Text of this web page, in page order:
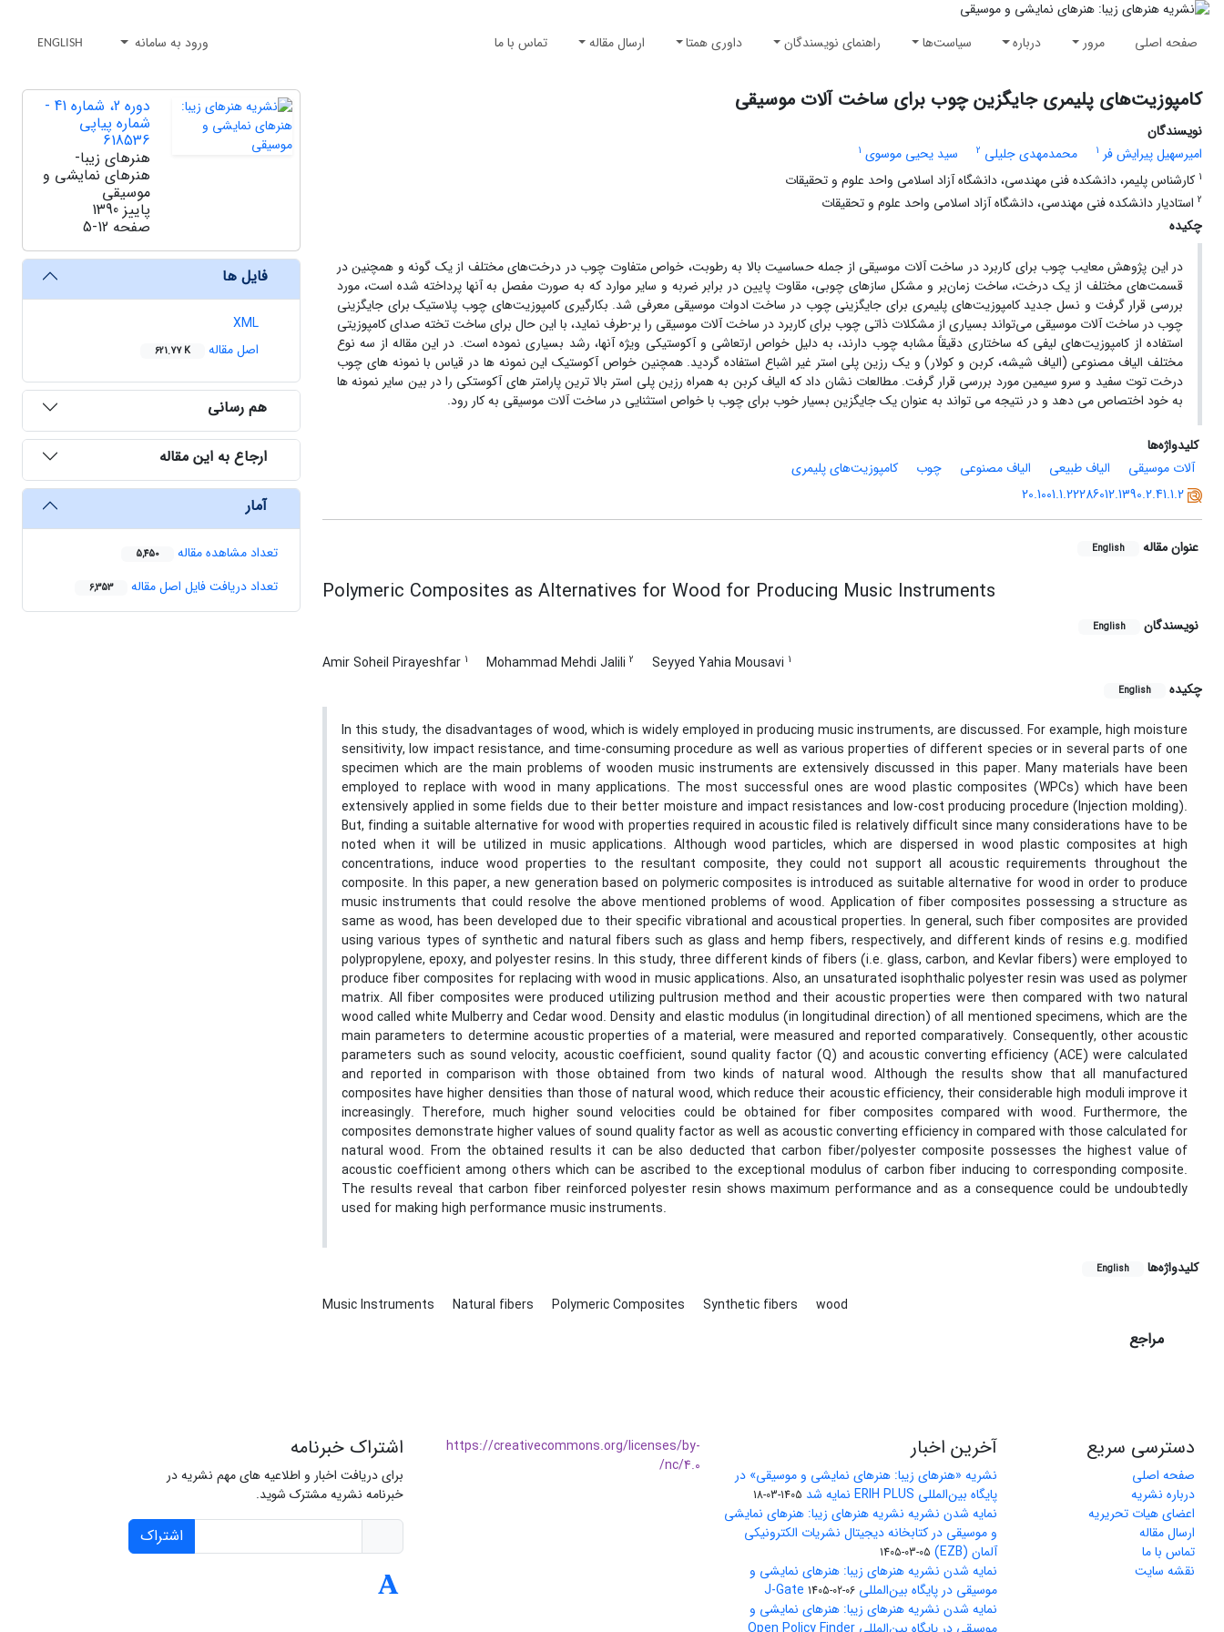
صفحه اصلی مرور درباره سیاست‌ها راهنمای نویسندگان داوری همتا ارسال مقاله تماس با ما ورود به سامانه ENGLISH
کامپوزیت‌های پلیمری جایگزین چوب برای ساخت آلات موسیقی
نویسندگان
امیرسهیل پیرایش فر 1 محمدمهدی جلیلی 2 سید یحیی موسوی 1
1 کارشناس پلیمر، دانشکده فنی مهندسی، دانشگاه آزاد اسلامی واحد علوم و تحقیقات
2 استادیار دانشکده فنی مهندسی، دانشگاه آزاد اسلامی واحد علوم و تحقیقات
چکیده
در این پژوهش معایب چوب برای کاربرد در ساخت آلات موسیقی از جمله حساسیت بالا به رطوبت، خواص متفاوت چوب در درخت‌های مختلف از یک گونه و همچنین در
قسمت‌های مختلف از یک درخت، ساخت زمان‌بر و مشکل سازهای چوبی، مقاوت پایین در برابر ضربه و سایر موارد که به صورت مفصل به آنها پرداخته شده است، مورد
بررسی قرار گرفت و نسل جدید کامپوزیت‌های پلیمری برای جایگزینی چوب در ساخت ادوات موسیقی معرفی شد. بکارگیری کامپوزیت‌های چوب پلاستیک برای جایگزینی
چوب در ساخت آلات موسیقی می‌تواند بسیاری از مشکلات ذاتی چوب برای کاربرد در ساخت آلات موسیقی را بر-طرف نماید، با ‌این حال برای ساخت تخته صدای کامپوزیتی
استفاده از کامپوزیت‌های لیفی که ساختاری دقیقاً مشابه چوب دارند، به دلیل خواص ارتعاشی و آکوستیکی ویژه آنها، رشد بسیاری نموده است. در این مقاله از سه نوع
مختلف الیاف مصنوعی (الیاف شیشه، کربن و کولار) و یک رزین پلی استر غیر اشباع استفاده گردید. همچنین خواص آکوستیک این نمونه ها در قیاس با نمونه های چوب
درخت توت سفید و سرو سیمین مورد بررسی قرار گرفت. مطالعات نشان داد که الیاف کربن به‌ همراه رزین پلی استر بالا ترین پارامتر های آکوستکی را در بین سایر نمونه ها
به خود اختصاص می دهد و در نتیجه می تواند به عنوان یک جایگزین بسیار خوب برای چوب با خواص استثنایی در ساخت آلات موسیقی به کار رود.
کلیدواژه‌ها
آلات موسیقی
الیاف طبیعی الیاف مصنوعی چوب
کامپوزیت‌های پلیمری
20.1001.1.22286012.1390.2.41.1.2
عنوان مقاله English
Polymeric Composites as Alternatives for Wood for Producing Music Instruments
نویسندگان English
Amir Soheil Pirayeshfar 1 Mohammad Mehdi Jalili 2 Seyyed Yahia Mousavi 1
چکیده English
In this study, the disadvantages of wood, which is widely employed in producing music instruments, are discussed. For example, high moisture
sensitivity, low impact resistance, and time-consuming procedure as well as various properties of different species or in several parts of one
specimen which are the main problems of wooden music instruments are extensively discussed in this paper. Many materials have been
employed to replace with wood in many applications. The most successful ones are wood plastic composites (WPCs) which have been
extensively applied in some fields due to their better moisture and impact resistances and low-cost producing procedure (Injection molding).
But, finding a suitable alternative for wood with properties required in acoustic filed is relatively difficult since many considerations have to be
noted when it will be utilized in music applications. Although wood particles, which are dispersed in wood plastic composites at high
concentrations, induce wood properties to the resultant composite, they could not support all acoustic requirements throughout the
composite. In this paper, a new generation based on polymeric composites is introduced as suitable alternative for wood in order to produce
music instruments that could resolve the above mentioned problems of wood. Application of fiber composites possessing a structure as
same as wood, has been developed due to their specific vibrational and acoustical properties. In general, such fiber composites are provided
using various types of synthetic and natural fibers such as glass and hemp fibers, respectively, and different kinds of resins e.g. modified
polypropylene, epoxy, and polyester resins. In this study, three different kinds of fibers (i.e. glass, carbon, and Kevlar fibers) were employed to
produce fiber composites for replacing with wood in music applications. Also, an unsaturated isophthalic polyester resin was used as polymer
matrix. All fiber composites were produced utilizing pultrusion method and their acoustic properties were then compared with two natural
wood called white Mulberry and Cedar wood. Density and elastic modulus (in longitudinal direction) of all mentioned specimens, which are the
main parameters to determine acoustic properties of a material, were measured and reported comparatively. Consequently, other acoustic
parameters such as sound velocity, acoustic coefficient, sound quality factor (Q) and acoustic converting efficiency (ACE) were calculated
and reported in comparison with those obtained from two kinds of natural wood. Although the results show that all manufactured
composites have higher densities than those of natural wood, which reduce their acoustic efficiency, their considerable high moduli improve it
increasingly. Therefore, much higher sound velocities could be obtained for fiber composites compared with wood. Furthermore, the
composites demonstrate higher values of sound quality factor as well as acoustic converting efficiency in compared with those calculated for
natural wood. From the obtained results it can be also deducted that carbon fiber/polyester composite possesses the highest value of
acoustic coefficient among others which can be ascribed to the exceptional modulus of carbon fiber inducing to corresponding composite.
The results reveal that carbon fiber reinforced polyester resin shows maximum performance and as a consequence could be undoubtedly
used for making high performance music instruments.
کلیدواژه‌ها English
Music Instruments Natural fibers Polymeric Composites Synthetic fibers wood
مراجع
دوره 2، شماره 41 -
شماره پیاپی
618536
هنرهای زیبا-
هنرهای نمایشی و
موسیقی
پاییز 1390
صفحه 5-12
فایل ها
XML
اصل مقاله
621.77 K
هم رسانی
ارجاع به این مقاله
آمار
تعداد مشاهده مقاله 5,450
تعداد دریافت فایل اصل مقاله 6,353
دسترسی سریع
صفحه اصلی
درباره نشریه
اعضای هیات تحریریه
ارسال مقاله
تماس با ما
نقشه سایت
آخرین اخبار
نشریه «هنرهای زیبا: هنرهای نمایشی و موسیقی» در
پایگاه بین‌المللی ERIH PLUS نمایه شد
1405-03-18
نمایه شدن نشریه نشریه هنرهای زیبا: هنرهای نمایشی
و موسیقی در کتابخانه دیجیتال نشریات الکترونیکی
آلمان (EZB)
1405-03-05
نمایه شدن نشریه هنرهای زیبا: هنرهای نمایشی و
موسیقی در پایگاه بین‌المللی J-Gate1405-02-06
نمایه شدن نشریه هنرهای زیبا: هنرهای نمایشی و
https://creativecommons.org/licenses/by-
nc/4.0/
اشتراک خبرنامه
برای دریافت اخبار و اطلاعیه های مهم نشریه در
خبرنامه نشریه مشترک شوید.
اشتراک